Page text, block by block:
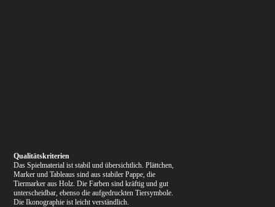
Qualitätskriterien
Das Spielmaterial ist stabil und übersichtlich. Plättchen,
Marker und Tableaus sind aus stabiler Pappe, die
Tiermarker aus Holz. Die Farben sind kräftig und gut
unterscheidbar, ebenso die aufgedruckten Tiersymbole.
Die Ikonographie ist leicht verständlich.